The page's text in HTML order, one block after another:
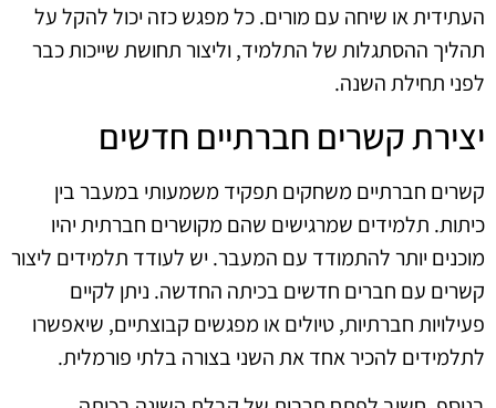
העתידית או שיחה עם מורים. כל מפגש כזה יכול להקל על
תהליך ההסתגלות של התלמיד, וליצור תחושת שייכות כבר
לפני תחילת השנה.
יצירת קשרים חברתיים חדשים
קשרים חברתיים משחקים תפקיד משמעותי במעבר בין
כיתות. תלמידים שמרגישים שהם מקושרים חברתית יהיו
מוכנים יותר להתמודד עם המעבר. יש לעודד תלמידים ליצור
קשרים עם חברים חדשים בכיתה החדשה. ניתן לקיים
פעילויות חברתיות, טיולים או מפגשים קבוצתיים, שיאפשרו
לתלמידים להכיר אחד את השני בצורה בלתי פורמלית.